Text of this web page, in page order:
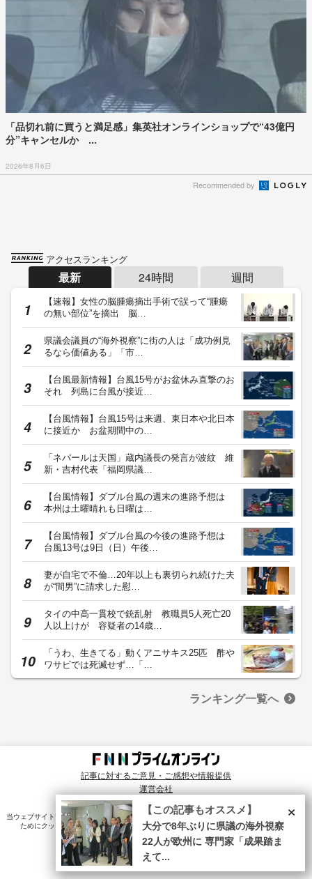
「品切れ前に買うと満足感」集英社オンラインショップで“43億円
分”キャンセルか ...
2026年8月6日
Recommended by
アクセスランキング
最新 24時間 週間
【速報】女性の脳腫瘍摘出手術で誤って“腫瘍
の無い部位”を摘出 脳…
県議会議員の“海外視察”に街の人は「成功例見
るなら価値ある」「市…
【台風最新情報】台風15号がお盆休み直撃のお
それ 列島に台風が接近…
【台風情報】台風15号は来週、東日本や北日本
に接近か お盆期間中の…
「ネパールは天国」蔵内議長の発言が波紋 維
新・吉村代表「福岡県議…
【台風情報】ダブル台風の週末の進路予想は
本州は土曜晴れも日曜は…
【台風情報】ダブル台風の今後の進路予想は
台風13号は9日（日）午後…
妻が自宅で不倫…20年以上も裏切られ続けた夫
が“間男”に請求した慰…
タイの中高一貫校で銃乱射 教職員5人死亡20
人以上けが 容疑者の14歳…
「うわ、生きてる」動くアニサキス25匹 酢や
ワサビでは死滅せず…「…
ランキング一覧へ
記事に対するご意見・ご感想や情報提供
運営会社
© Fuji News Network, Inc. All rights reserved.
当ウェブサイトでは、ユーザのニーズ・興味・関⼼に合致したコンテンツや広告配信を提供する
ためにクッキーを使⽤しています。詳細は、プライバシーポリシーをご確認ください。
×
【この記事もオススメ】
大分で8年ぶりに県議の海外視察
22人が欧州に 専門家「成果踏ま
えて...